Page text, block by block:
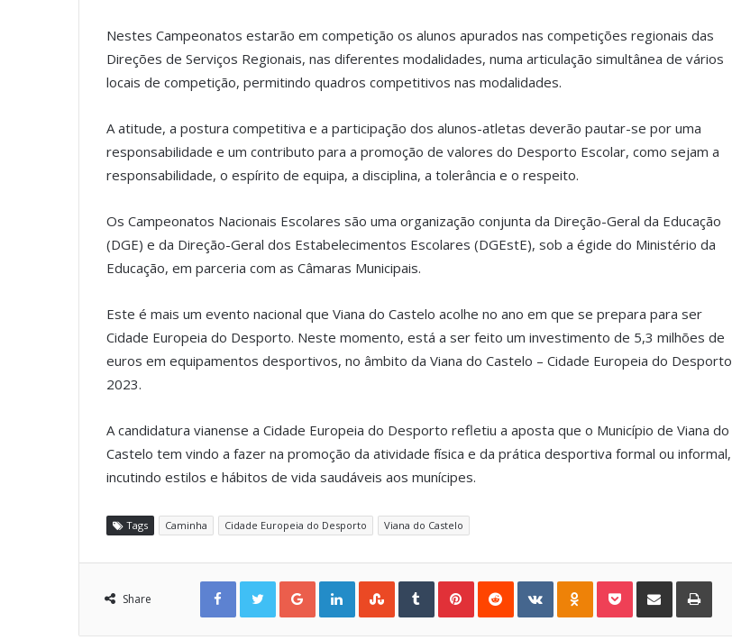
Nestes Campeonatos estarão em competição os alunos apurados nas competições regionais das
Direções de Serviços Regionais, nas diferentes modalidades, numa articulação simultânea de vários
locais de competição, permitindo quadros competitivos nas modalidades.
A atitude, a postura competitiva e a participação dos alunos-atletas deverão pautar-se por uma
responsabilidade e um contributo para a promoção de valores do Desporto Escolar, como sejam a
responsabilidade, o espírito de equipa, a disciplina, a tolerância e o respeito.
Os Campeonatos Nacionais Escolares são uma organização conjunta da Direção-Geral da Educação
(DGE) e da Direção-Geral dos Estabelecimentos Escolares (DGEstE), sob a égide do Ministério da
Educação, em parceria com as Câmaras Municipais.
Este é mais um evento nacional que Viana do Castelo acolhe no ano em que se prepara para ser
Cidade Europeia do Desporto. Neste momento, está a ser feito um investimento de 5,3 milhões de
euros em equipamentos desportivos, no âmbito da Viana do Castelo – Cidade Europeia do Desporto
2023.
A candidatura vianense a Cidade Europeia do Desporto refletiu a aposta que o Município de Viana do
Castelo tem vindo a fazer na promoção da atividade física e da prática desportiva formal ou informal,
incutindo estilos e hábitos de vida saudáveis aos munícipes.
Tags Caminha Cidade Europeia do Desporto Viana do Castelo
Share
Facebook Twitter Google+ LinkedIn StumbleUpon Tumblr Pinterest Reddit VKontakte Odnoklassniki Pocket Share via Email Print